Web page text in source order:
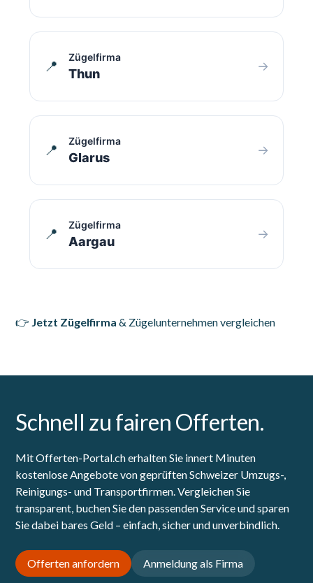
📍
Zügelfirma
Thun →
📍
Zügelfirma
Glarus →
📍
Zügelfirma
Aargau →
👉 Jetzt Zügelfirma& Zügelunternehmen vergleichen
Schnell zu fairen Offerten.
Mit Offerten-Portal.ch erhalten Sie innert Minuten
kostenlose Angebote von geprüften Schweizer Umzugs-,
Reinigungs- und Transportfirmen. Vergleichen Sie
transparent, buchen Sie den passenden Service und sparen
Sie dabei bares Geld – einfach, sicher und unverbindlich.
Offerten anfordern Anmeldung als Firma